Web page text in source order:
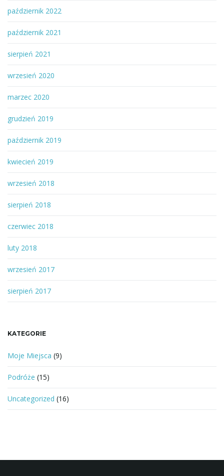
październik 2022
październik 2021
sierpień 2021
wrzesień 2020
marzec 2020
grudzień 2019
październik 2019
kwiecień 2019
wrzesień 2018
sierpień 2018
czerwiec 2018
luty 2018
wrzesień 2017
sierpień 2017
KATEGORIE
Moje Miejsca (9)
Podróże (15)
Uncategorized (16)